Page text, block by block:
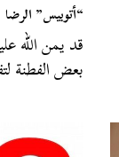
“أتوبيس” الرضا
قد يمن الله
بعض الفطنة